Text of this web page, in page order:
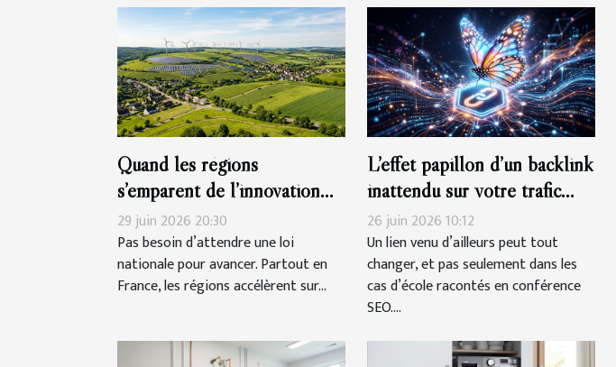
Quand les régions
s’emparent de l’innovation
verte
29 juin 2026 20:30
Pas besoin d’attendre une loi
nationale pour avancer. Partout en
France, les régions accélèrent sur...
L’effet papillon d’un backlink
inattendu sur votre trafic
organique
26 juin 2026 10:12
Un lien venu d’ailleurs peut tout
changer, et pas seulement dans les
cas d’école racontés en conférence
SEO....